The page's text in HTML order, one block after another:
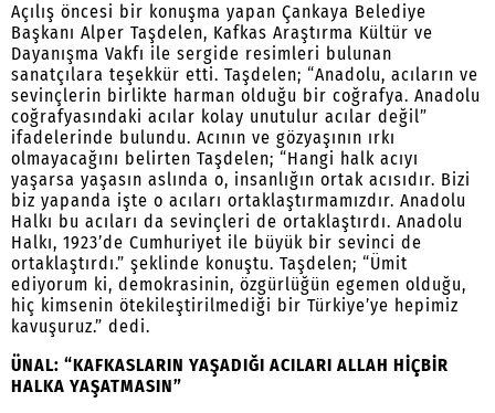
Açılış öncesi bir konuşma yapan Çankaya Belediye
Başkanı Alper Taşdelen, Kafkas Araştırma Kültür ve
Dayanışma Vakfı ile sergide resimleri bulunan
sanatçılara teşekkür etti. Taşdelen; “Anadolu, acıların ve
sevinçlerin birlikte harman olduğu bir coğrafya. Anadolu
coğrafyasındaki acılar kolay unutulur acılar değil”
ifadelerinde bulundu. Acının ve gözyaşının ırkı
olmayacağını belirten Taşdelen; “Hangi halk acıyı
yaşarsa yaşasın aslında o, insanlığın ortak acısıdır. Bizi
biz yapanda işte o acıları ortaklaştırmamızdır. Anadolu
Halkı bu acıları da sevinçleri de ortaklaştırdı. Anadolu
Halkı, 1923’de Cumhuriyet ile büyük bir sevinci de
ortaklaştırdı.” şeklinde konuştu. Taşdelen; “Ümit
ediyorum ki, demokrasinin, özgürlüğün egemen olduğu,
hiç kimsenin ötekileştirilmediği bir Türkiye’ye hepimiz
kavuşuruz.” dedi.
ÜNAL: “KAFKASLARIN YAŞADIĞI ACILARI ALLAH HİÇBİR
HALKA YAŞATMASIN”